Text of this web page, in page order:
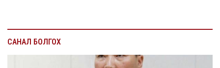
САНАЛ БОЛГОХ